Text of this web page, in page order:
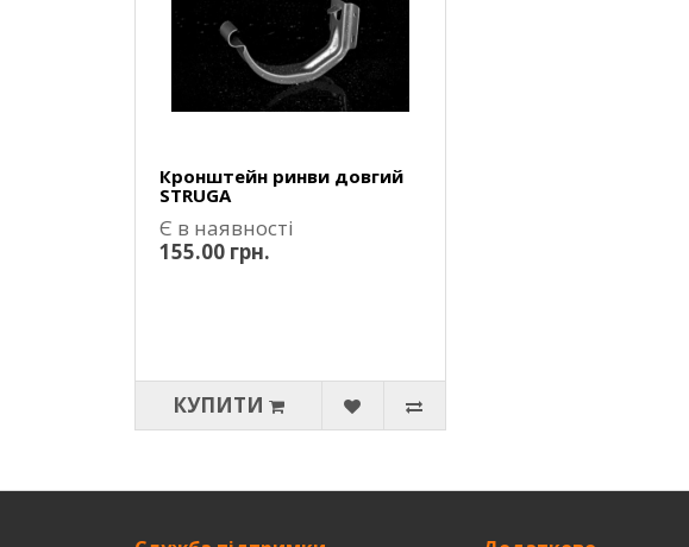
Кронштейн ринви довгий
STRUGA
Є в наявності
155.00 грн.
КУПИТИ